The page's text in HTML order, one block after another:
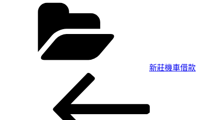
新莊機車借款